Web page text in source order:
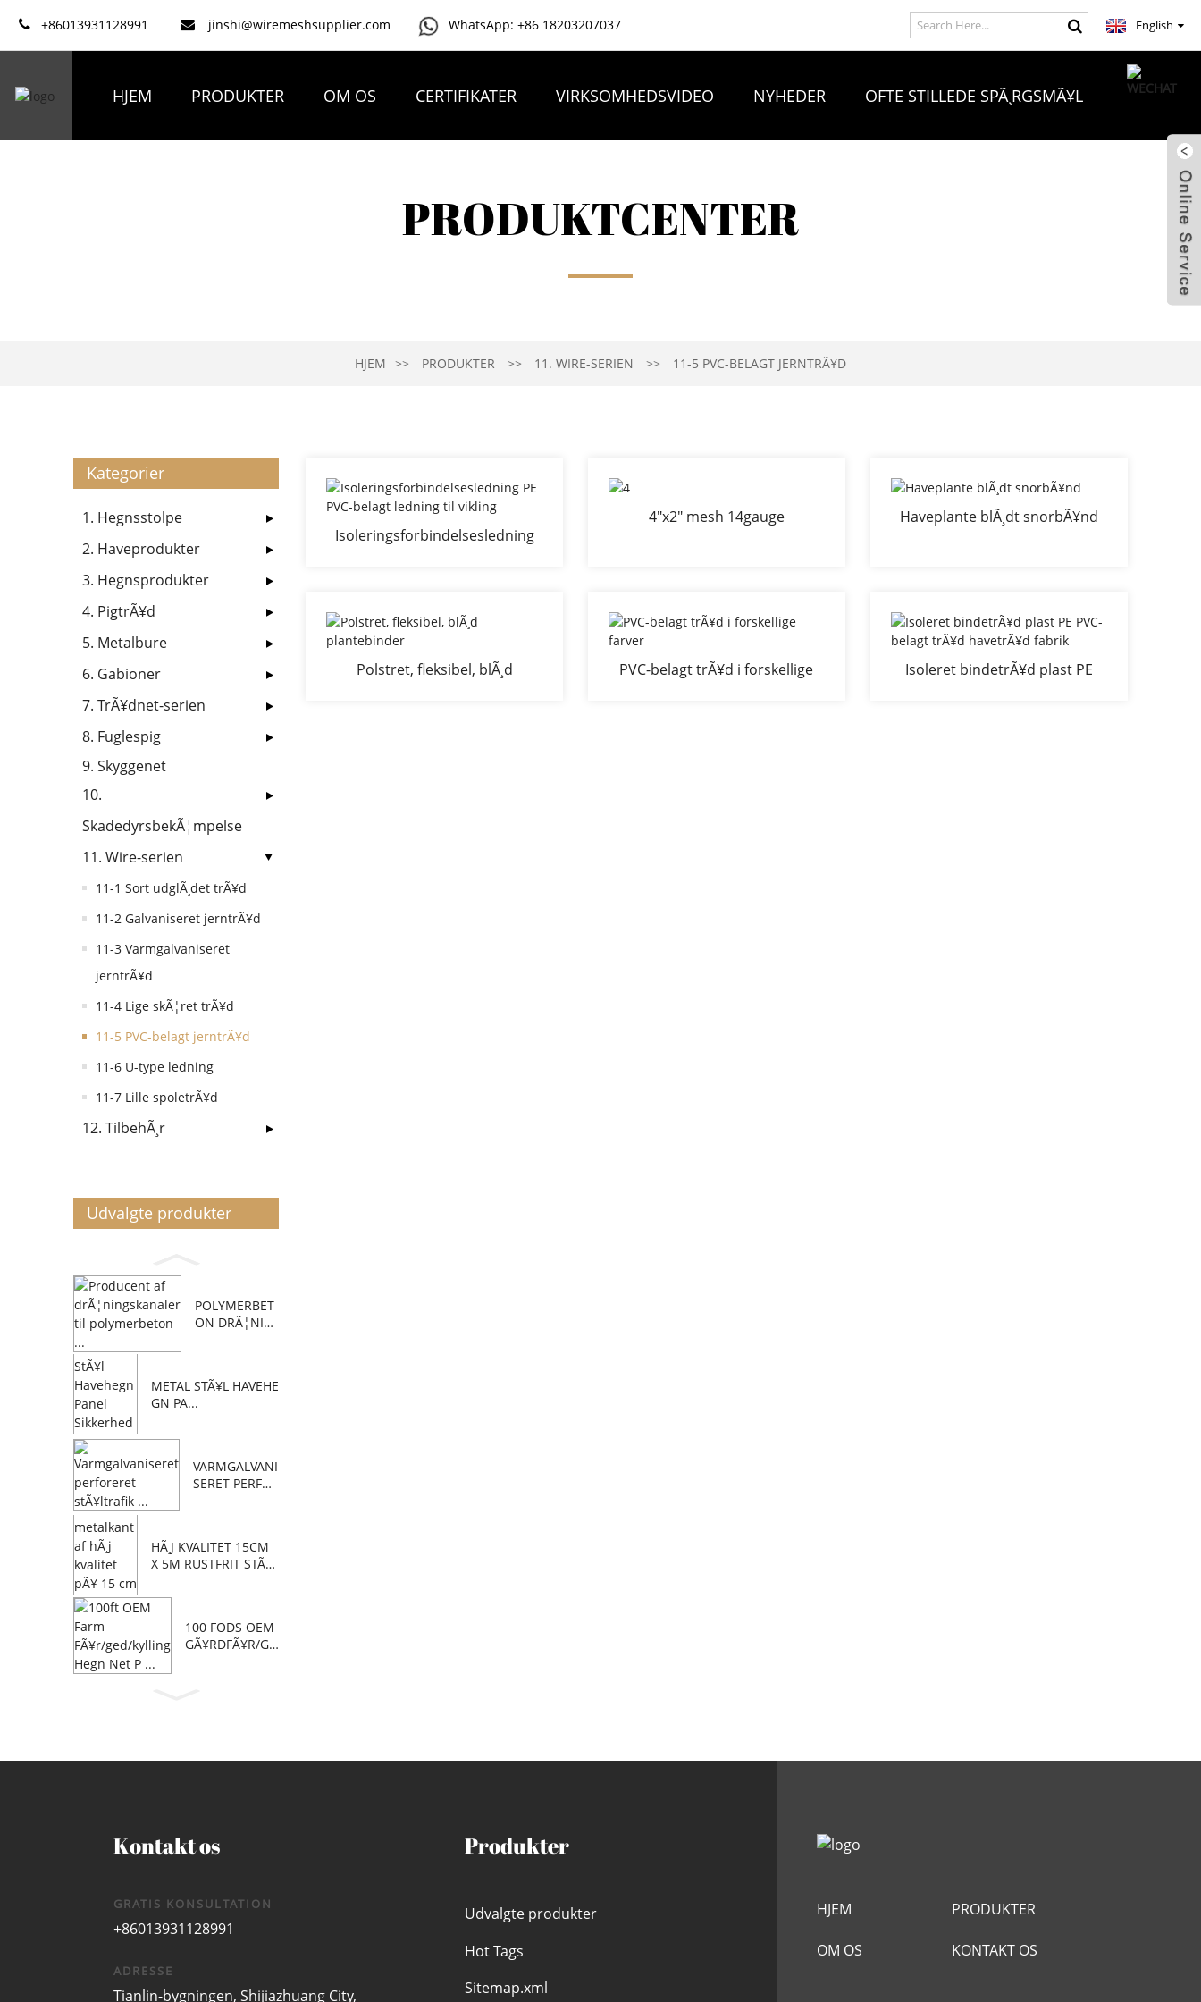
+86013931128991 jinshi@wiremeshsupplier.com WhatsApp: +86 18203207037 English
HJEM PRODUKTER OM OS CERTIFIKATER VIRKSOMHEDSVIDEO NYHEDER OFTE STILLEDE SPÃ¸RGSMÃ¥L
PRODUKTCENTER
HJEM PRODUKTER 11. WIRE-SERIEN 11-5 PVC-BELAGT JERNTRÃ¥D
Kategorier
1. Hegnsstolpe
2. Haveprodukter
3. Hegnsprodukter
4. PigtrÃ¥d
5. Metalbure
6. Gabioner
7. TrÃ¥dnet-serien
8. Fuglespig
9. Skyggenet
10.
SkadedyrsbekÃ¦mpelse
11. Wire-serien
11-1 Sort udglÃ¸det trÃ¥d
11-2 Galvaniseret jerntrÃ¥d
11-3 Varmgalvaniseret
jerntrÃ¥d
11-4 Lige skÃ¦ret trÃ¥d
11-5 PVC-belagt jerntrÃ¥d
11-6 U-type ledning
11-7 Lille spoletrÃ¥d
12. TilbehÃ¸r
Udvalgte produkter
POLYMERBET
ON DRÃ¦NIN
METAL STÃ¥L HAVEHE
GN PA...
VARMGALVANI
SERET PERFO
HÃ¸J KVALITET 15CM
X 5M RUSTFRIT STÃ
100 FODS OEM
GÃ¥RDFÃ¥R/GE
Isoleringsforbindelsesledning
4"x2" mesh 14gauge
Haveplante blÃ¸dt snorbÃ¥nd
Polstret, fleksibel, blÃ¸d
PVC-belagt trÃ¥d i forskellige
Isoleret bindetrÃ¥d plast PE
Kontakt os
GRATIS KONSULTATION
+86013931128991
ADRESSE
Tianlin-bygningen, Shijiazhuang City,
Produkter
Udvalgte produkter
Hot Tags
Sitemap.xml
HJEM PRODUKTER
OM OS KONTAKT OS